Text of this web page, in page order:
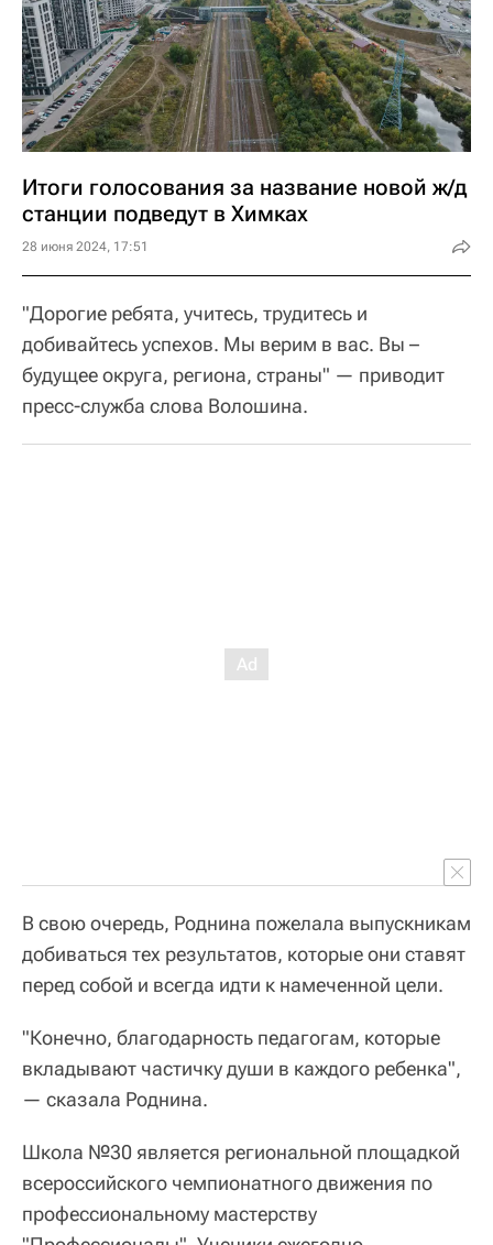
Итоги голосования за название новой ж/д
станции подведут в Химках
28 июня 2024, 17:51
"Дорогие ребята, учитесь, трудитесь и
добивайтесь успехов. Мы верим в вас. Вы –
будущее округа, региона, страны" — приводит
пресс-служба слова Волошина.
В свою очередь, Роднина пожелала выпускникам
добиваться тех результатов, которые они ставят
перед собой и всегда идти к намеченной цели.
"Конечно, благодарность педагогам, которые
вкладывают частичку души в каждого ребенка",
— сказала Роднина.
Школа №30 является региональной площадкой
всероссийского чемпионатного движения по
профессиональному мастерству